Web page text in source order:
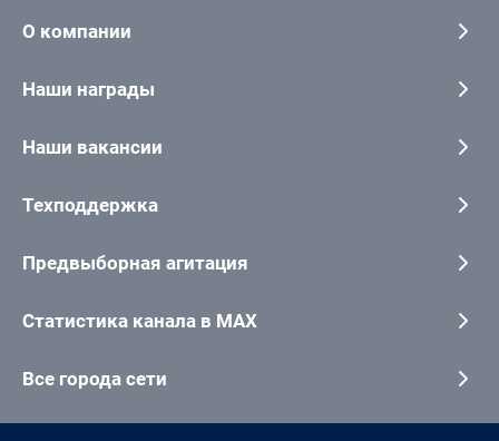
О компании
Наши награды
Наши вакансии
Техподдержка
Предвыборная агитация
Статистика канала в MAX
Все города сети